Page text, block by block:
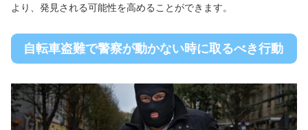
より、発見される可能性を高めることができます。
自転車盗難で警察が動かない時に取るべき行動